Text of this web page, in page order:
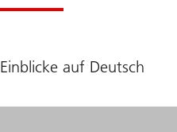
Einblicke auf Deutsch